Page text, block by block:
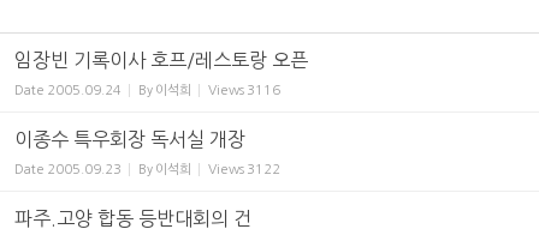
임장빈 기록이사 호프/레스토랑 오픈
Date 2005.09.24 By 이석희 Views 3116
이종수 특우회장 독서실 개장
Date 2005.09.23 By 이석희 Views 3122
파주.고양 합동 등반대회의 건